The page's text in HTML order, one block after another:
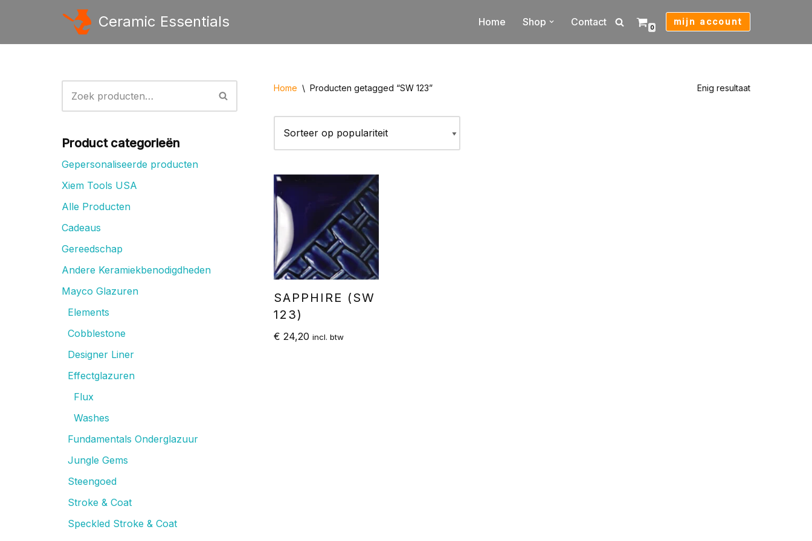
naar
Ceramic Essentials Home Shop Contact 0
mijn account
Product categorieën
Gepersonaliseerde producten
Xiem Tools USA
Alle Producten
Cadeaus
Gereedschap
Andere Keramiekbenodigdheden
Mayco Glazuren
Elements
Cobblestone
Designer Liner
Effectglazuren
Flux
Washes
Fundamentals Onderglazuur
Jungle Gems
Steengoed
Stroke & Coat
Speckled Stroke & Coat
Home \ Producten getagged “SW 123” Enig resultaat
SAPPHIRE (SW
123)
€ 24,20 incl. btw